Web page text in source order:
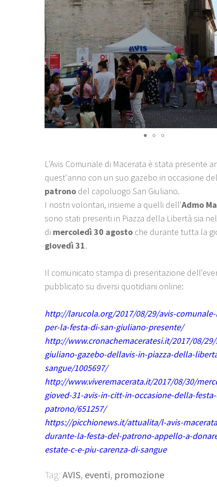
L’Avis Comunale di Macerata è stata presente
quest'anno con un suo gazebo in occasione
patrono del capoluogo San Giuliano.
I nostri volontari, insieme a quelli dell'Admo
sono stati presenti in Piazza della Libertà sia
di mercoledì 30 agosto che durante tutta la
giovedì 31.
Il comunicato stampa di presentazione
pubblicato su diversi quotidiani online:
http://larucola.org/2017/08/29/avis-
per-la-festa-di-san-giuliano-presente/
http://www.cronachemaceratesi.it/2017/08/
giuliano-gazebo-dellavis-in-piazza-della-
sangue/1005697/
http://www.viveremacerata.it/2017/08/30/
gioved-31-avis-in-citt-in-occasione-della-
patrono/651257/
https://picchionews.it/attualita/l-avis-
durante-la-festa-del-patrono-appello-a-
estate-c-e-piu-carenza-di-sangue
Tag: AVIS, eventi, promozione